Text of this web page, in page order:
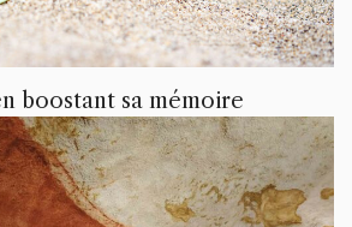
boostant sa mémoire